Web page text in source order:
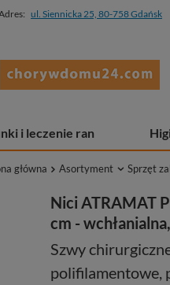
ul. Siennicka 25, 80-758 Gdańsk
i leczenie ran
główna Asortyment Sprzęt
Nici ATRAMAT
cm -
Szwy
polifilamentowe,